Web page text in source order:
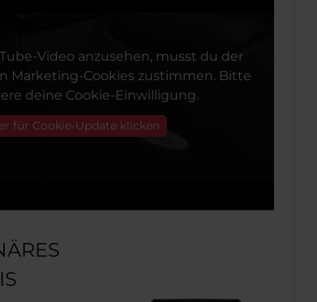
Video anzusehen, musst du der
Marketing-Cookies zustimmen. Bitte
deine Cookie-Einwilligung.
für Cookie-Update klicken